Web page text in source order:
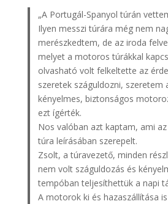
„A Portugál-Spanyol túrán
Ilyen messzi túrára még nem
merészkedtem, de az iroda
melyet a motoros túrákkal
olvasható volt felkeltette az
szeretek száguldozni, szeretem
kényelmes, biztonságos
ezt ígérték.
Nos valóban azt kaptam, ami
túra leírásában szerepelt.
Zsolt, a túravezető, minden
nem volt száguldozás és
tempóban teljesíthettük a napi
A motorok ki és hazaszállítása